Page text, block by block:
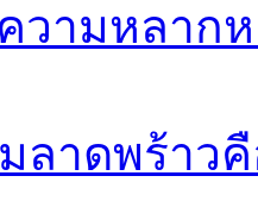
วามหลาก
ลาดพร้าว